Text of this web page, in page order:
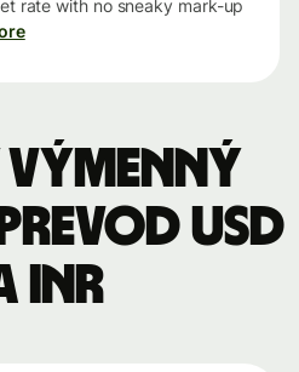
rate with no sneaky mark-up
výmenný
USD
INR